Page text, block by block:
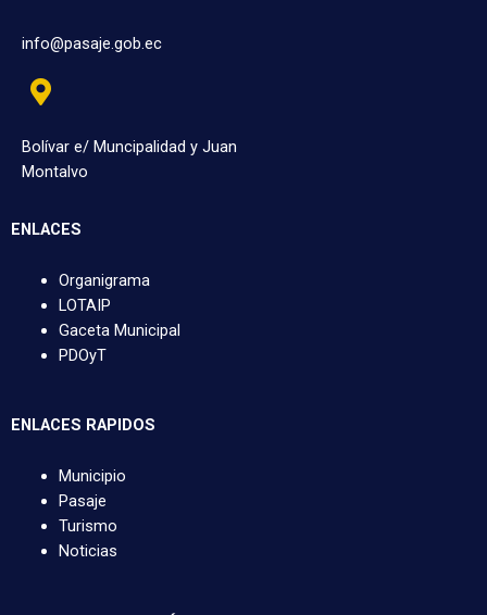
info@pasaje.gob.ec
Bolívar e/ Muncipalidad y Juan
Montalvo
ENLACES
Organigrama
LOTAIP
Gaceta Municipal
PDOyT
ENLACES RAPIDOS
Municipio
Pasaje
Turismo
Noticias